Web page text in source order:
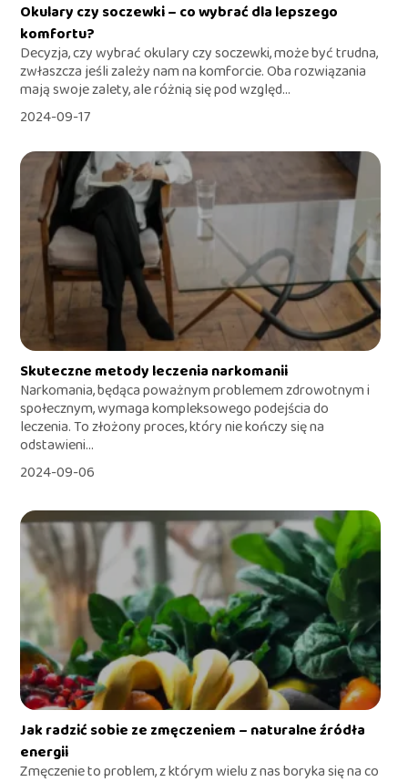
Okulary czy soczewki – co wybrać dla lepszego
komfortu?
Decyzja, czy wybrać okulary czy soczewki, może być trudna,
zwłaszcza jeśli zależy nam na komforcie. Oba rozwiązania
mają swoje zalety, ale różnią się pod względ...
2024-09-17
Skuteczne metody leczenia narkomanii
Narkomania, będąca poważnym problemem zdrowotnym i
społecznym, wymaga kompleksowego podejścia do
leczenia. To złożony proces, który nie kończy się na
odstawieni...
2024-09-06
Jak radzić sobie ze zmęczeniem – naturalne źródła
energii
Zmęczenie to problem, z którym wielu z nas boryka się na co